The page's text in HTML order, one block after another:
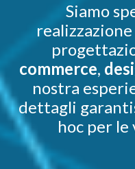
Siamo
commerce,
nostra
dettagli
hoc per le